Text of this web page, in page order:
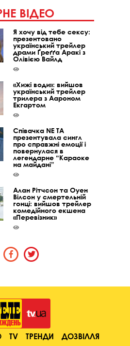
ВІДЕО
Я хочу від тебе сексу:
презентовано
український трейлер
драми Ґреґґа Аракі з
Олівією Вайлд
«Хижі води»: вийшов
український трейлер
трилера з Аароном
Екгартом
Співачка NE TA
презентувала сингл
про справжні емоції і
повернулася в
легендарне “Караоке
на майдані”
Алан Рітчсон та Оуен
Вілсон у смертельній
гонці: вийшов трейлер
комедійного екшена
«Перевізник»
TV ТРЕНДИ
ДОЗВІЛЛЯ